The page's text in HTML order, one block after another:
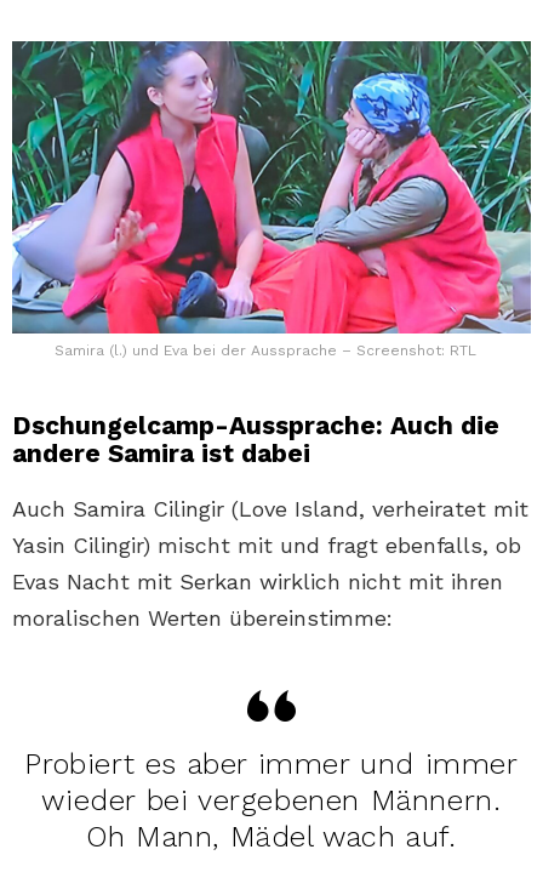
Samira (l.) und Eva bei der Aussprache – Screenshot: RTL
Dschungelcamp-Aussprache: Auch die
andere Samira ist dabei
Auch Samira Cilingir (Love Island, verheiratet mit
Yasin Cilingir) mischt mit und fragt ebenfalls, ob
Evas Nacht mit Serkan wirklich nicht mit ihren
moralischen Werten übereinstimme:
Probiert es aber immer und immer
wieder bei vergebenen Männern.
Oh Mann, Mädel wach auf.